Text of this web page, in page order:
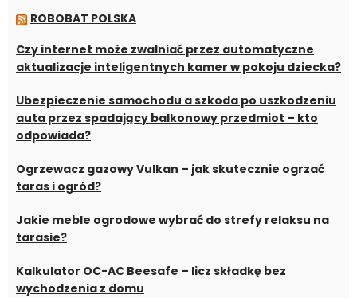
ROBOBAT POLSKA
Czy internet może zwalniać przez automatyczne
aktualizacje inteligentnych kamer w pokoju dziecka?
Ubezpieczenie samochodu a szkoda po uszkodzeniu
auta przez spadający balkonowy przedmiot – kto
odpowiada?
Ogrzewacz gazowy Vulkan – jak skutecznie ogrzać
taras i ogród?
Jakie meble ogrodowe wybrać do strefy relaksu na
tarasie?
Kalkulator OC-AC Beesafe – licz składkę bez
wychodzenia z domu